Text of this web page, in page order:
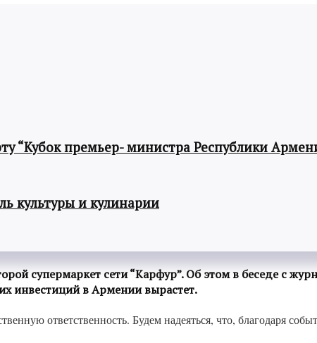
“Кубок премьер- министра Республики
культуры и кулинарии
супермаркет сети “Карфур”. Об этом в беседе с
инвестиций в Армении вырастет.
ответственность. Будем надеяться, что, благодаря